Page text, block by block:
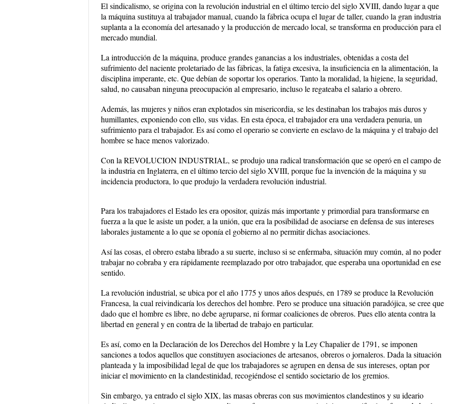
El sindicalismo, se origina con la revolución industrial en el último tercio del siglo XVIII, dando lugar a que
la máquina sustituya al trabajador manual, cuando la fábrica ocupa el lugar de taller, cuando la gran industria
suplanta a la economía del artesanado y la producción de mercado local, se transforma en producción para el
mercado mundial.
La introducción de la máquina, produce grandes ganancias a los industriales, obtenidas a costa del
sufrimiento del naciente proletariado de las fábricas, la fatiga excesiva, la insuficiencia en la alimentación, la
disciplina imperante, etc. Que debían de soportar los operarios. Tanto la moralidad, la higiene, la seguridad,
salud, no causaban ninguna preocupación al empresario, incluso le regateaba el salario a obrero.
Además, las mujeres y niños eran explotados sin misericordia, se les destinaban los trabajos más duros y
humillantes, exponiendo con ello, sus vidas. En esta época, el trabajador era una verdadera penuria, un
sufrimiento para el trabajador. Es así como el operario se convierte en esclavo de la máquina y el trabajo del
hombre se hace menos valorizado.
Con la REVOLUCION INDUSTRIAL, se produjo una radical transformación que se operó en el campo de
la industria en Inglaterra, en el último tercio del siglo XVIII, porque fue la invención de la máquina y su
incidencia productora, lo que produjo la verdadera revolución industrial.
Para los trabajadores el Estado les era opositor, quizás más importante y primordial para transformarse en
fuerza a la que le asiste un poder, a la unión, que era la posibilidad de asociarse en defensa de sus intereses
laborales justamente a lo que se oponía el gobierno al no permitir dichas asociaciones.
Así las cosas, el obrero estaba librado a su suerte, incluso si se enfermaba, situación muy común, al no poder
trabajar no cobraba y era rápidamente reemplazado por otro trabajador, que esperaba una oportunidad en ese
sentido.
La revolución industrial, se ubica por el año 1775 y unos años después, en 1789 se produce la Revolución
Francesa, la cual reivindicaría los derechos del hombre. Pero se produce una situación paradójica, se cree que
dado que el hombre es libre, no debe agruparse, ni formar coaliciones de obreros. Pues ello atenta contra la
libertad en general y en contra de la libertad de trabajo en particular.
Es así, como en la Declaración de los Derechos del Hombre y la Ley Chapalier de 1791, se imponen
sanciones a todos aquellos que constituyen asociaciones de artesanos, obreros o jornaleros. Dada la situación
planteada y la imposibilidad legal de que los trabajadores se agrupen en densa de sus intereses, optan por
iniciar el movimiento en la clandestinidad, recogiéndose el sentido societario de los gremios.
Sin embargo, ya entrado el siglo XIX, las masas obreras con sus movimientos clandestinos y su ideario